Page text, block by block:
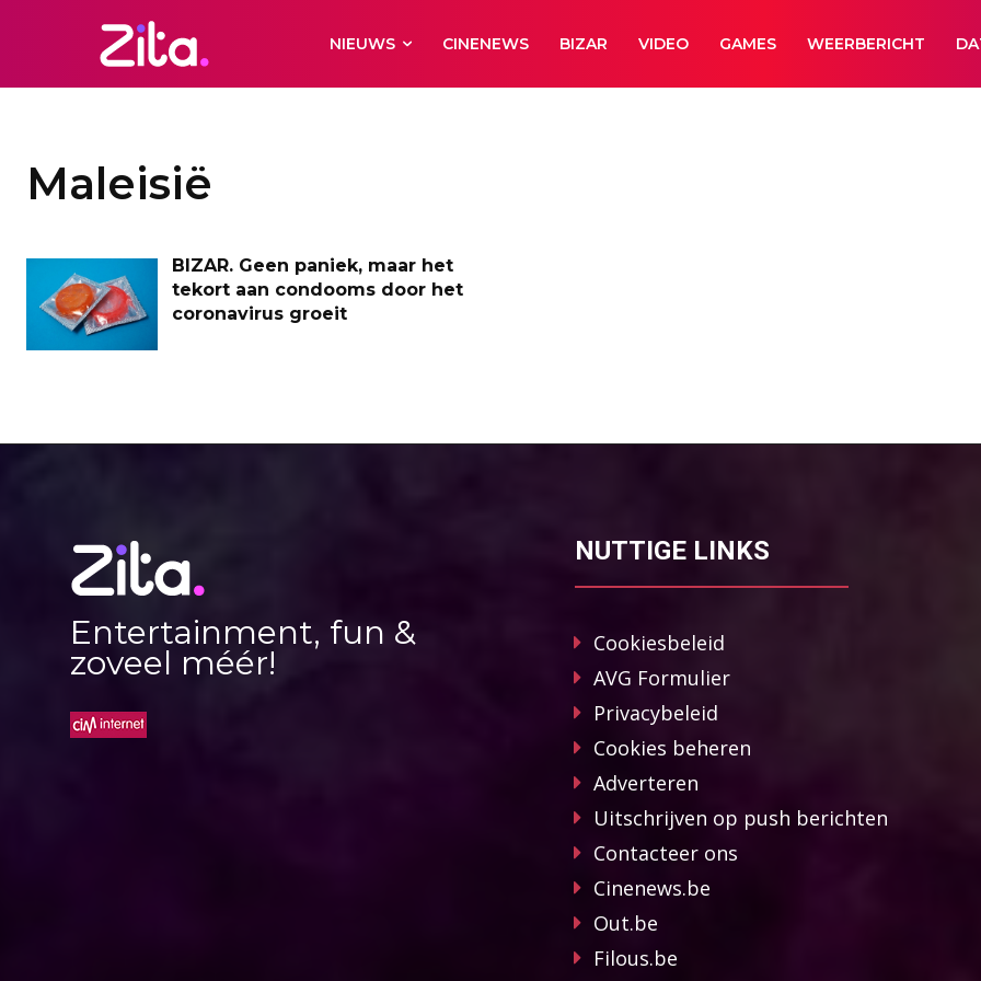
NIEUWS CINENEWS BIZAR VIDEO GAMES WEERBERICHT
Maleisië
BIZAR. Geen paniek, maar het
tekort aan condooms door het
coronavirus groeit
Entertainment, fun &
zoveel méér!
NUTTIGE LINKS
Cookiesbeleid
AVG Formulier
Privacybeleid
Cookies beheren
Adverteren
Uitschrijven op push berichten
Contacteer ons
Cinenews.be
Out.be
Filous.be